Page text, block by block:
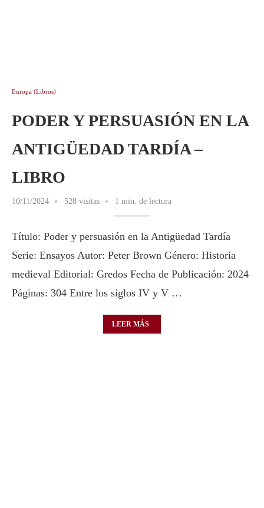
Europa (Libros)
PODER Y PERSUASIÓN EN LA
ANTIGÜEDAD TARDÍA –
LIBRO
10/11/2024 528 visitas 1 min. de lectura
Título: Poder y persuasión en la Antigüedad Tardía
Serie: Ensayos Autor: Peter Brown Género: Historia
medieval Editorial: Gredos Fecha de Publicación: 2024
Páginas: 304 Entre los siglos IV y V …
LEER MÁS